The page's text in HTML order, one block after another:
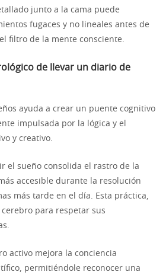
junto a la cama puede
fugaces y no lineales antes de
filtro de la mente consciente.
de llevar un diario de
ayuda a crear un puente cognitivo
impulsada por la lógica y el
y creativo.
el sueño consolida el rastro de la
accesible durante la resolución
más tarde en el día. Esta práctica,
para respetar sus
activo mejora la conciencia
permitiéndole reconocer una